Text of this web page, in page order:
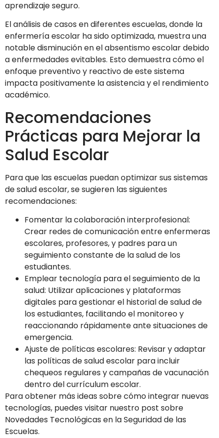
aprendizaje seguro.
El análisis de casos en diferentes escuelas, donde la
enfermería escolar ha sido optimizada, muestra una
notable disminución en el absentismo escolar debido
a enfermedades evitables. Esto demuestra cómo el
enfoque preventivo y reactivo de este sistema
impacta positivamente la asistencia y el rendimiento
académico.
Recomendaciones
Prácticas para Mejorar la
Salud Escolar
Para que las escuelas puedan optimizar sus sistemas
de salud escolar, se sugieren las siguientes
recomendaciones:
Fomentar la colaboración interprofesional:
Crear redes de comunicación entre enfermeras
escolares, profesores, y padres para un
seguimiento constante de la salud de los
estudiantes.
Emplear tecnología para el seguimiento de la
salud: Utilizar aplicaciones y plataformas
digitales para gestionar el historial de salud de
los estudiantes, facilitando el monitoreo y
reaccionando rápidamente ante situaciones de
emergencia.
Ajuste de políticas escolares: Revisar y adaptar
las políticas de salud escolar para incluir
chequeos regulares y campañas de vacunación
dentro del currículum escolar.
Para obtener más ideas sobre cómo integrar nuevas
tecnologías, puedes visitar nuestro post sobre
Novedades Tecnológicas en la Seguridad de las
Escuelas.